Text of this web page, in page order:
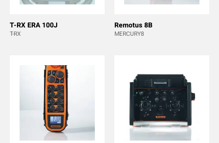
T-RX ERA 100J
T-RX
Remotus 8B
MERCURY8